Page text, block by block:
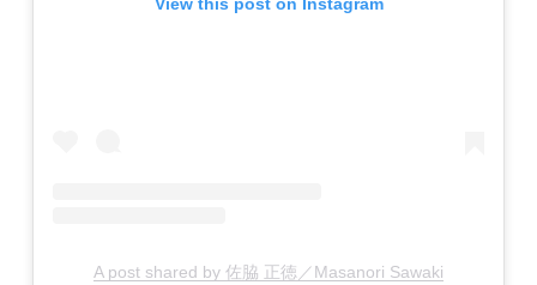
A post shared by 佐脇 正徳／Masanori Sawaki